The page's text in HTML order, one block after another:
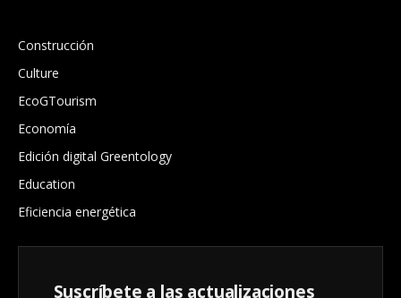
Construcción
Culture
EcoGTourism
Economía
Edición digital Greentology
Education
Eficiencia energética
Suscríbete a las actualizaciones